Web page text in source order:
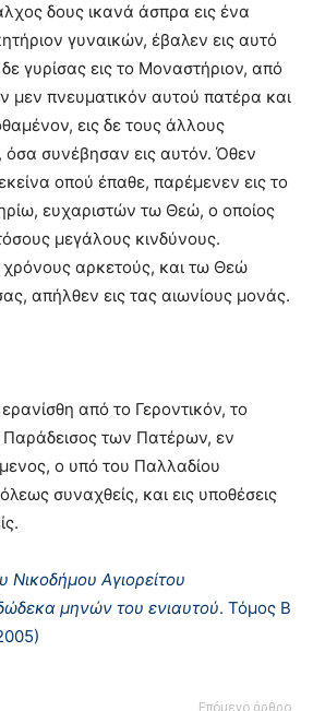
δους ικανά άσπρα εις ένα
γυναικών, έβαλεν εις αυτό
γυρίσας εις το Mοναστήριον, από
μεν πνευματικόν αυτού πατέρα και
εις δε τους άλλους
όσα συνέβησαν εις αυτόν. Όθεν
οπού έπαθε, παρέμενεν εις το
ευχαριστών τω Θεώ, ο οποίος
μεγάλους κινδύνους.
αρκετούς, και τω Θεώ
απήλθεν εις τας αιωνίους μονάς.
από το Γεροντικόν, το
Παράδεισος των Πατέρων, εν
ο υπό του Παλλαδίου
συναχθείς, και εις υποθέσεις
Νικοδήμου Αγιορείτου
μηνών του ενιαυτού. Τόμος Β